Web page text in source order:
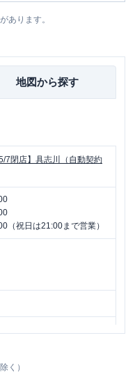
あります。
地図から探す
7閉店】具志川（自動契約
（祝日は21:00まで営業）
みどり町4丁目8-9 安慶名
く）